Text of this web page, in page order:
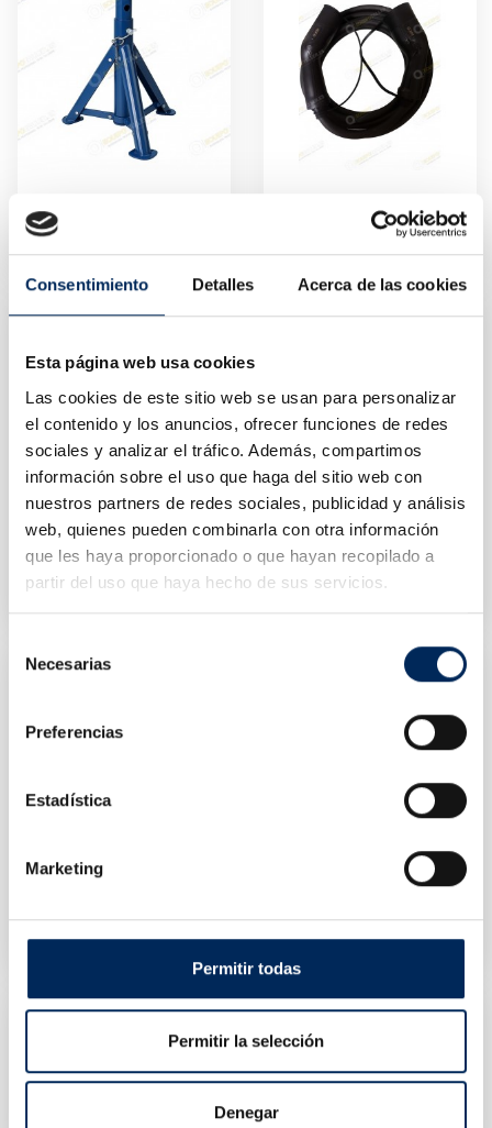
Consentimiento Detalles Acerca de las cookies
Esta página web usa cookies
Las cookies de este sitio web se usan para personalizar
el contenido y los anuncios, ofrecer funciones de redes
sociales y analizar el tráfico. Además, compartimos
información sobre el uso que haga del sitio web con
nuestros partners de redes sociales, publicidad y análisis
web, quienes pueden combinarla con otra información
que les haya proporcionado o que hayan recopilado a
partir del uso que haya hecho de sus servicios.
Necesarias
Preferencias
Estadística
Marketing
Permitir todas
Permitir la selección
Denegar
10/T43004
€15.54Price
10/EQT-EWT2T2
€150.00Price
Workshop Flashlight With LED
0/39-L-FLEX-1 0/39-BELT127
10/TRF45502
€27.39Price
10/TW10002
€995.00Price